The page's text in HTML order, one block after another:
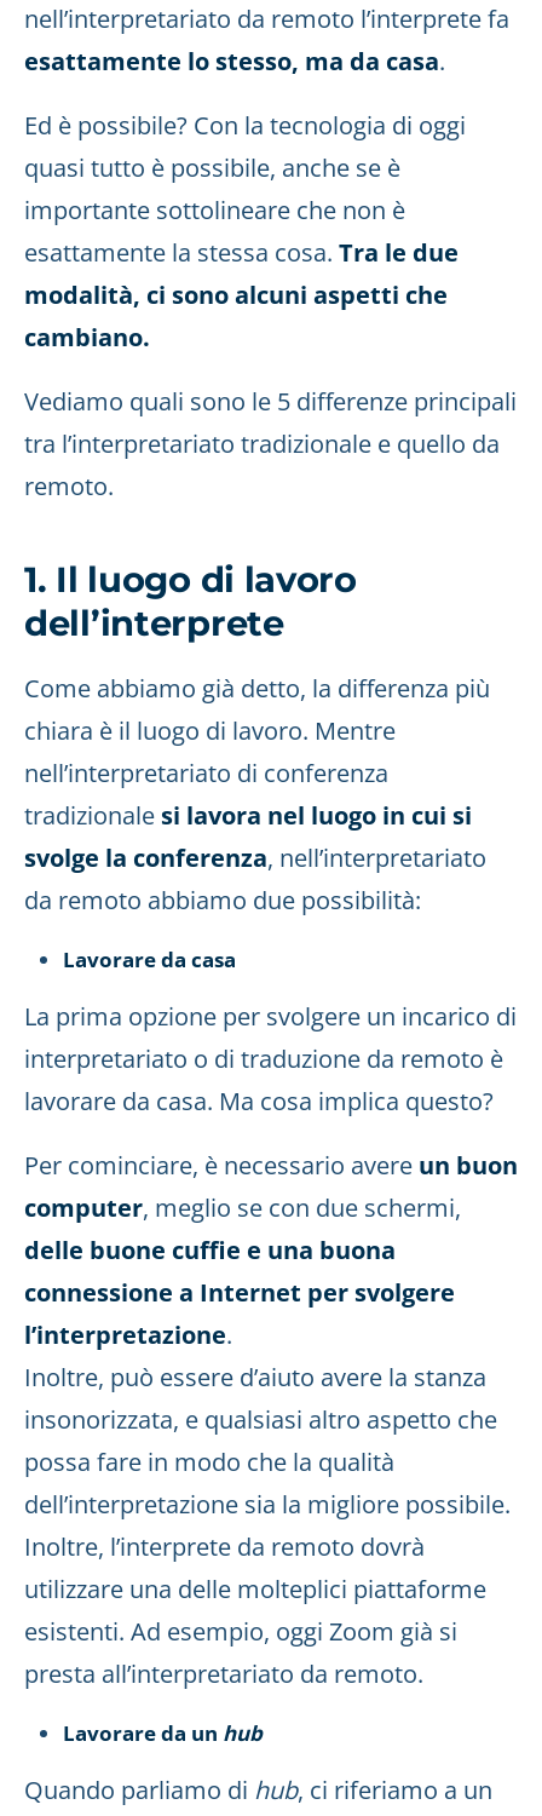
nell’interpretariato da remoto l’interprete fa
esattamente lo stesso, ma da casa.
Ed è possibile? Con la tecnologia di oggi
quasi tutto è possibile, anche se è
importante sottolineare che non è
esattamente la stessa cosa. Tra le due
modalità, ci sono alcuni aspetti che
cambiano.
Vediamo quali sono le 5 differenze principali
tra l’interpretariato tradizionale e quello da
remoto.
1. Il luogo di lavoro
dell’interprete
Come abbiamo già detto, la differenza più
chiara è il luogo di lavoro. Mentre
nell’interpretariato di conferenza
tradizionale si lavora nel luogo in cui si
svolge la conferenza, nell’interpretariato
da remoto abbiamo due possibilità:
Lavorare da casa
La prima opzione per svolgere un incarico di
interpretariato o di traduzione da remoto è
lavorare da casa. Ma cosa implica questo?
Per cominciare, è necessario avere un buon
computer, meglio se con due schermi,
delle buone cuffie e una buona
connessione a Internet per svolgere
l’interpretazione.
Inoltre, può essere d’aiuto avere la stanza
insonorizzata, e qualsiasi altro aspetto che
possa fare in modo che la qualità
dell’interpretazione sia la migliore possibile.
Inoltre, l’interprete da remoto dovrà
utilizzare una delle molteplici piattaforme
esistenti. Ad esempio, oggi Zoom già si
presta all’interpretariato da remoto.
Lavorare da un hub
Quando parliamo di hub, ci riferiamo a un